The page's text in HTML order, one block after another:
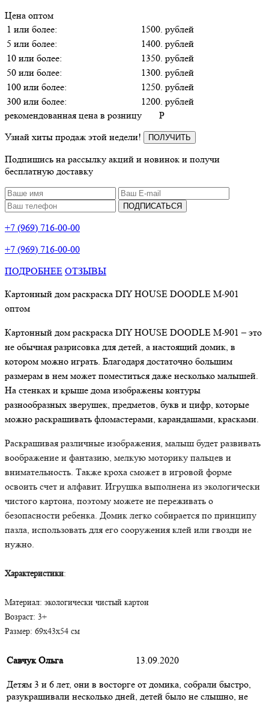
Цена оптом
1 или более:
1500. рублей
5 или более:
1400. рублей
10 или более:
1350. рублей
50 или более:
1300. рублей
100 или более:
1250. рублей
300 или более:
1200. рублей
рекомендованная цена в розницу
P
Узнай хиты продаж этой недели!
ПОЛУЧИТЬ
Подпишись на рассылку акций и новинок и получи
бесплатную доставку
ПОДПИСАТЬСЯ
+7 (969) 716-00-00
+7 (969) 716-00-00
ПОДРОБНЕЕ ОТЗЫВЫ
Картонный дом раскраска DIY HOUSE DOODLE M-901
оптом
Картонный дом раскраска DIY HOUSE DOODLE M-901 – это
не обычная разрисовка для детей, а настоящий домик, в
котором можно играть. Благодаря достаточно большим
размерам в нем может поместиться даже несколько малышей.
На стенках и крыше дома изображены контуры
разнообразных зверушек, предметов, букв и цифр, которые
можно раскрашивать фломастерами, карандашами, красками.
Раскрашивая различные изображения, малыш будет развивать
воображение и фантазию, мелкую моторику пальцев и
внимательность. Также кроха сможет в игровой форме
освоить счет и алфавит. Игрушка выполнена из экологически
чистого картона, поэтому можете не переживать о
безопасности ребенка. Домик легко собирается по принципу
пазла, использовать для его сооружения клей или гвозди не
нужно.
Характеристики:
Материал: экологически чистый картон
Возраст: 3+
Размер: 69х43х54 см
Савчук Ольга 13.09.2020
Детям 3 и 6 лет, они в восторге от домика, собрали быстро,
разукрашивали несколько дней, детей было не слышно, не